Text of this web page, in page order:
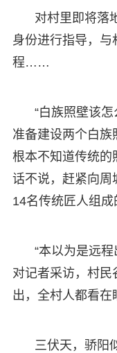
对村里即将落
身份进行指导，
程……
“白族照壁该
准备建设两个白族
根本不知道传统的
话不说，赶紧向周
14名传统匠人组成
“本以为是远
对记者采访，村民
出，全村人都看在
三伏天，骄阳